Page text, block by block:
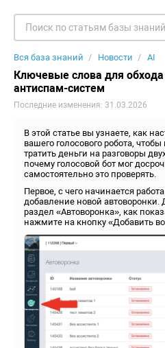
Вся база знаний Новости AI
Ключевые слова для обхода
антиспам-систем
Последние изменения: 31.03.2026
В этой статье вы узнаете, как
вашего голосового робота,
тратить деньги на разговоры
почему голосовой бот мог
самостоятельно это проверять.
Первое, с чего начинается
добавление новой автоворонки.
раздел «Автоворонка», как
нажмите на кнопку «Добавить